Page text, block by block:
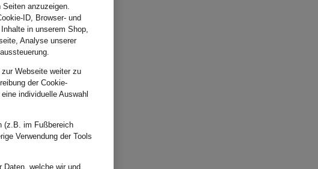
Seiten anzuzeigen.
ID, Browser- und
in unserem Shop,
Analyse unserer
Webseite weiter zu
der Cookie-
individuelle Auswahl
(z.B. im Fußbereich
Verwendung der Tools
Daten, welche wir und